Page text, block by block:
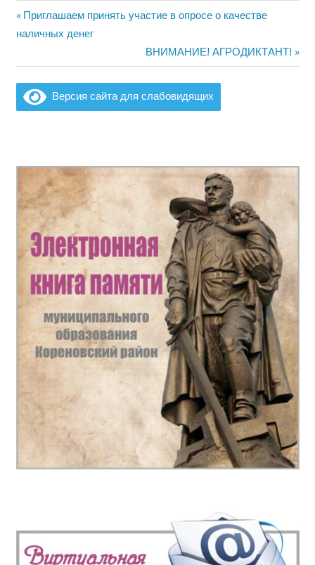
Навигация
записям
Предыдущая
запись:
Приглашаем принять участие в опросе о качестве
наличных денег
Следующая
запись:
ВНИМАНИЕ! АГРОДИКТАНТ!
Версия сайта для слабовидящих